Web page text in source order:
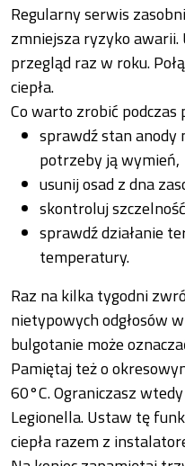
Regularny serwis
zmniejsza ryzyko
przegląd raz w roku.
ciepła.
Co warto zrobić podczas
sprawdź stan anody
potrzeby ją wymień,
usunij osad z dna
skontroluj
sprawdź działanie
temperatury.
Raz na kilka tygodni
nietypowych odgłosów
bulgotanie może
Pamiętaj też o
60°C. Ograniczasz
Legionella. Ustaw tę
ciepła razem z